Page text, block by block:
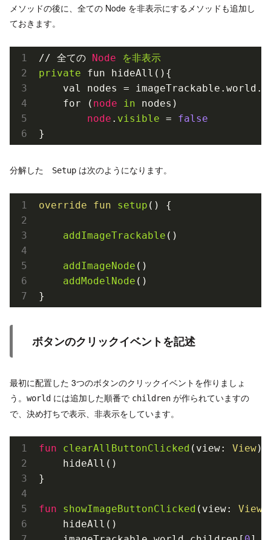
メソッドの後に、全ての Node を非表示にするメソッドも追加し
ておきます。
// 全ての Node
を非表示
private fun hideAll(){
val nodes =
    for (
node in nodes)
node . visible = false
分解した Setup は次のようになります。
override fun setup () {
addImageTrackable ()
addImageNode ()
addModelNode ()
ボタンのクリックイベントを記述
最初に配置した 3つのボタンのクリックイベントを作りましょ
う。 world には追加した順番で children が作られていますの
で、決め打ちで表示、非表示をしています。
fun clearAllButtonClicked (view: View)
    hideAll()
}
fun showImageButtonClicked (view: View
    hideAll()